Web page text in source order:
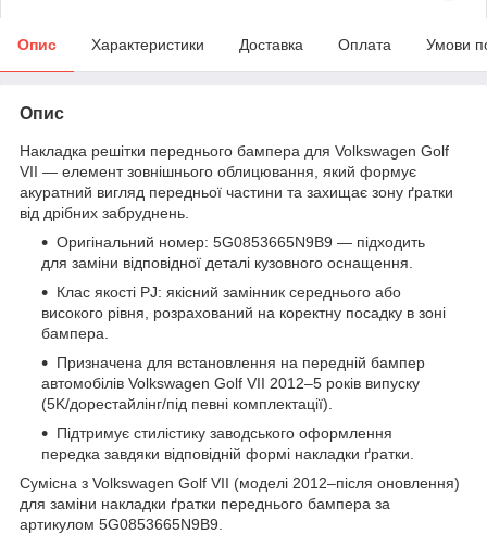
Опис Характеристики Доставка Оплата Умови
Опис
Накладка решітки переднього бампера для Volkswagen Golf
VII — елемент зовнішнього облицювання, який формує
акуратний вигляд передньої частини та захищає зону ґратки
від дрібних забруднень.
Оригінальний номер: 5G0853665N9B9 — підходить
для заміни відповідної деталі кузовного оснащення.
Клас якості PJ: якісний замінник середнього або
високого рівня, розрахований на коректну посадку в зоні
бампера.
Призначена для встановлення на передній бампер
автомобілів Volkswagen Golf VII 2012–5 років випуску
(5K/дорестайлінг/під певні комплектації).
Підтримує стилістику заводського оформлення
передка завдяки відповідній формі накладки ґратки.
Сумісна з Volkswagen Golf VII (моделі 2012–після оновлення)
для заміни накладки ґратки переднього бампера за
артикулом 5G0853665N9B9.